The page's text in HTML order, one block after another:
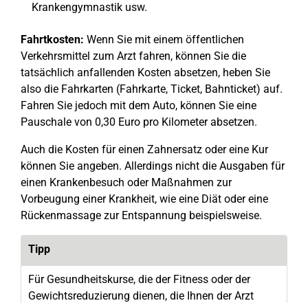
Krankengymnastik usw.
Fahrtkosten: Wenn Sie mit einem öffentlichen
Verkehrsmittel zum Arzt fahren, können Sie die
tatsächlich anfallenden Kosten absetzen, heben Sie
also die Fahrkarten (Fahrkarte, Ticket, Bahnticket) auf.
Fahren Sie jedoch mit dem Auto, können Sie eine
Pauschale von 0,30 Euro pro Kilometer absetzen.
Auch die Kosten für einen Zahnersatz oder eine Kur
können Sie angeben. Allerdings nicht die Ausgaben für
einen Krankenbesuch oder Maßnahmen zur
Vorbeugung einer Krankheit, wie eine Diät oder eine
Rückenmassage zur Entspannung beispielsweise.
Tipp
Für Gesundheitskurse, die der Fitness oder der
Gewichtsreduzierung dienen, die Ihnen der Arzt